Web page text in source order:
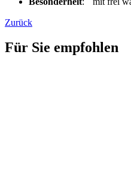
Zurück
Für Sie empfohlen